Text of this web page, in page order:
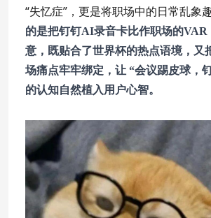
“失忆症”，更是将职场中的日常乱象
的是把钉钉AI录音卡比作职场的VAR
意，既贴合了世界杯的热点语境，又
场痛点牢牢绑定，让 “会议踢皮球，
的认知自然植入用户心智。